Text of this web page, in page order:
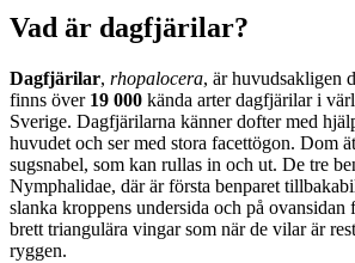
Vad är dagfjärilar?
Dagfjärilar, rhopalocera, är huvudsakligen
finns över 19 000 kända arter dagfjärilar i
Sverige. Dagfjärilarna känner dofter med
huvudet och ser med stora facettögon. Dom
sugsnabel, som kan rullas in och ut. De tre
Nymphalidae, där är första benparet
slanka kroppens undersida och på ovansidan
brett triangulära vingar som när de vilar är
ryggen.